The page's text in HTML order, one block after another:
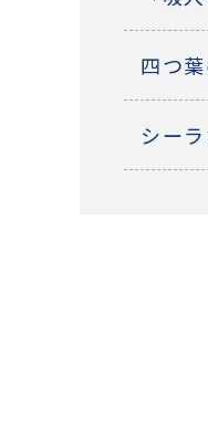
四つ
シー